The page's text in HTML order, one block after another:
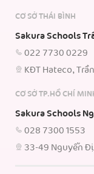
CƠ SỞ THÁI BÌNH
Sakura Schools
022 7730 0229
KĐT Hateco,
CƠ SỞ TP.HỒ CHÍ
Sakura Schools
028 7300 1553
33-49 Nguyễn